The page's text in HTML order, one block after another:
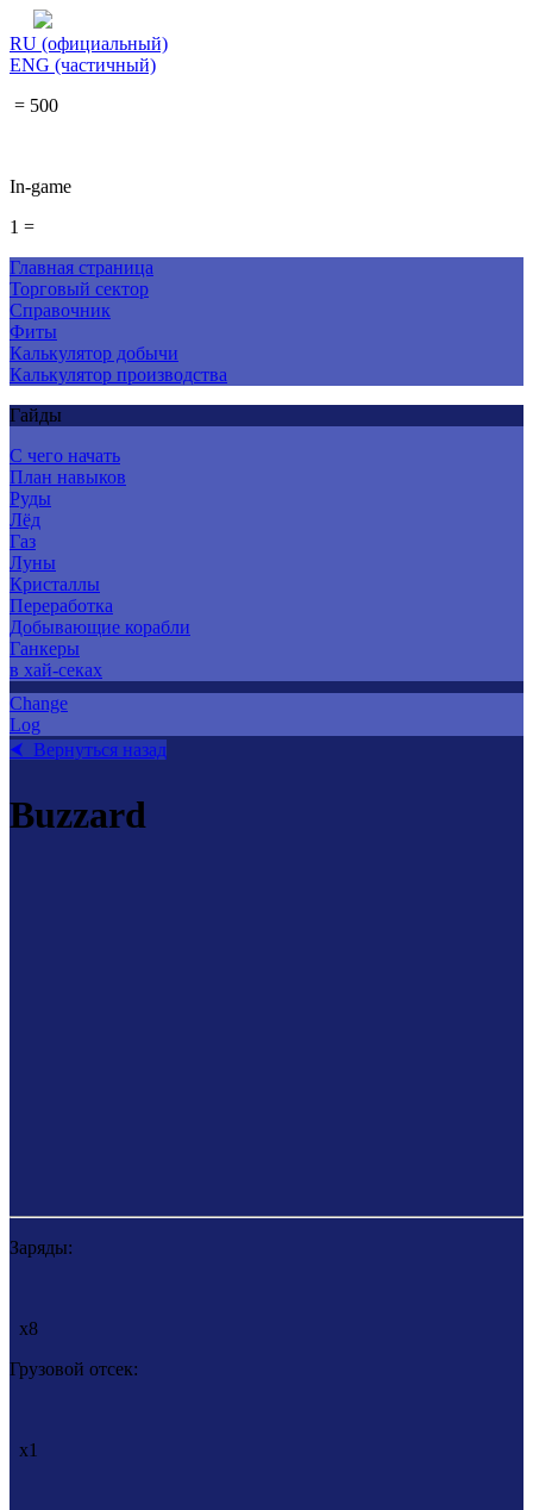
RU (официальный)
ENG (частичный)
= 500
In-game
1 =
Главная страница
Торговый сектор
Справочник
Фиты
Калькулятор добычи
Калькулятор производства
Гайды
С чего начать
План навыков
Руды
Лёд
Газ
Луны
Кристаллы
Переработка
Добывающие корабли
Ганкеры
в хай-секах
Change
Log
⮜ Вернуться назад
Buzzard
Заряды:
x8
Грузовой отсек:
x1